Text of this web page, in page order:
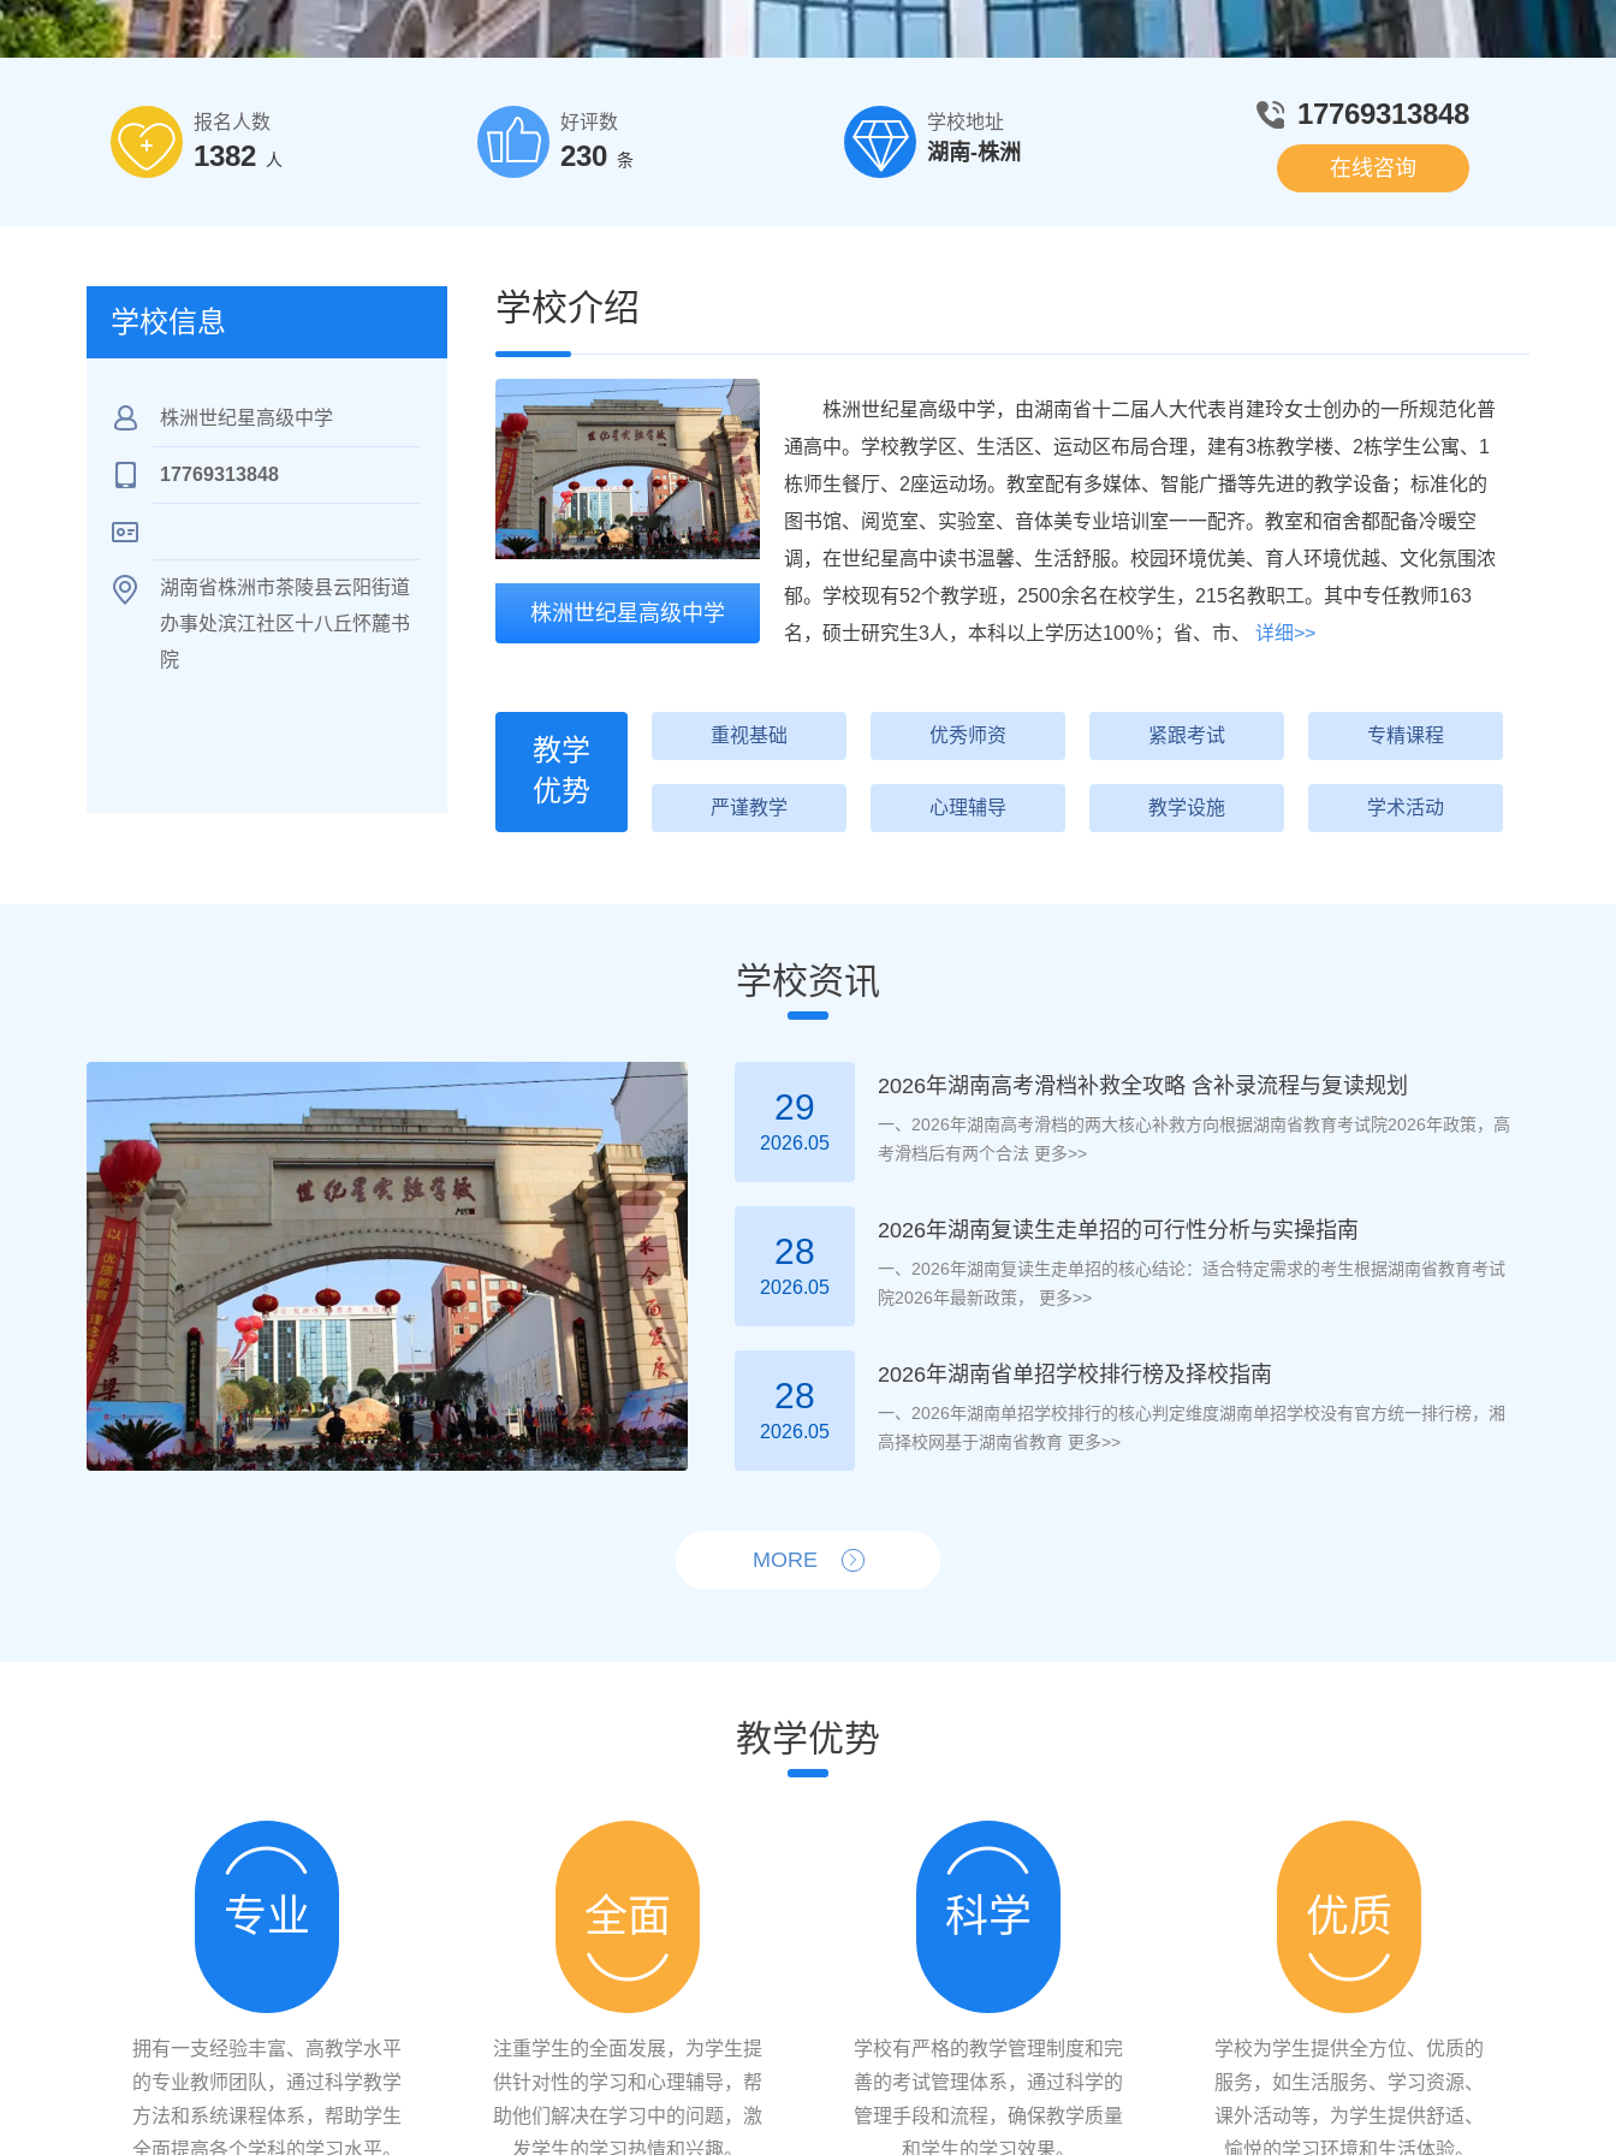
报名人数
1382 人
好评数
230 条
学校地址
湖南-株洲
17769313848
在线咨询
学校信息
株洲世纪星高级中学
17769313848
湖南省株洲市茶陵县云阳街道
办事处滨江社区十八丘怀麓书
院
学校介绍
株洲世纪星高级中学
株洲世纪星高级中学，由湖南省十二届人大代表肖建玲女士创办的一所规范化普
通高中。学校教学区、生活区、运动区布局合理，建有3栋教学楼、2栋学生公寓、1
栋师生餐厅、2座运动场。教室配有多媒体、智能广播等先进的教学设备；标准化的
图书馆、阅览室、实验室、音体美专业培训室一一配齐。教室和宿舍都配备冷暖空
调，在世纪星高中读书温馨、生活舒服。校园环境优美、育人环境优越、文化氛围浓
郁。学校现有52个教学班，2500余名在校学生，215名教职工。其中专任教师163
名，硕士研究生3人，本科以上学历达100％；省、市、 详细>>
教学
优势
重视基础 优秀师资 紧跟考试 专精课程
严谨教学 心理辅导 教学设施 学术活动
学校资讯
29
2026.05
2026年湖南高考滑档补救全攻略 含补录流程与复读规划
一、2026年湖南高考滑档的两大核心补救方向根据湖南省教育考试院2026年政策，高
考滑档后有两个合法 更多>>
28
2026.05
2026年湖南复读生走单招的可行性分析与实操指南
一、2026年湖南复读生走单招的核心结论：适合特定需求的考生根据湖南省教育考试
院2026年最新政策，
更多>>
28
2026.05
2026年湖南省单招学校排行榜及择校指南
一、2026年湖南单招学校排行的核心判定维度湖南单招学校没有官方统一排行榜，湘
高择校网基于湖南省教育 更多>>
MORE
教学优势
专业
拥有一支经验丰富、高教学水平
的专业教师团队，通过科学教学
方法和系统课程体系，帮助学生
全面提高各个学科的学习水平。
全面
注重学生的全面发展，为学生提
供针对性的学习和心理辅导，帮
助他们解决在学习中的问题，激
发学生的学习热情和兴趣。
科学
学校有严格的教学管理制度和完
善的考试管理体系，通过科学的
管理手段和流程，确保教学质量
和学生的学习效果。
优质
学校为学生提供全方位、优质的
服务，如生活服务、学习资源、
课外活动等，为学生提供舒适、
愉悦的学习环境和生活体验。